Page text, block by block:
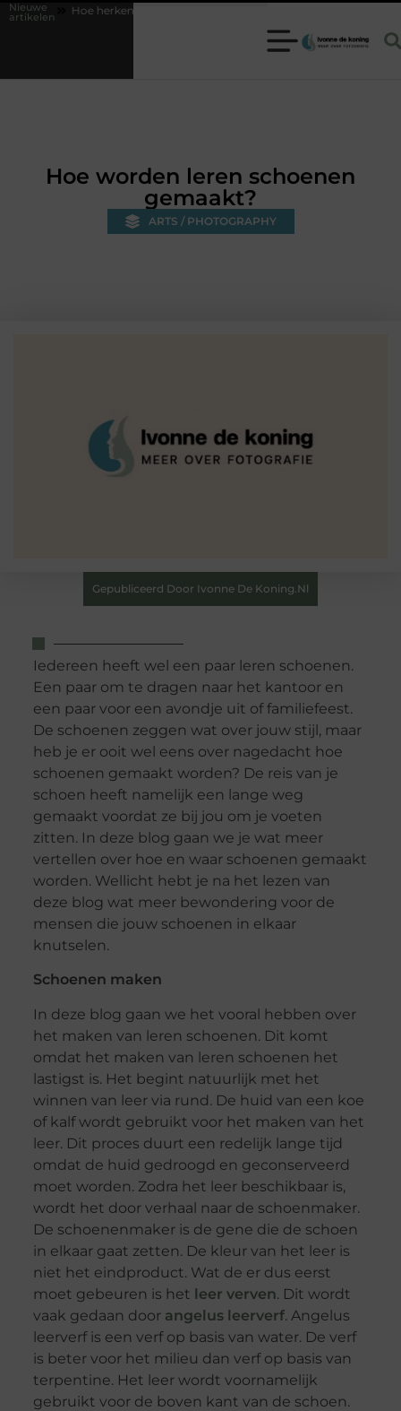
Nieuwe
artikelen
Hoe herken je een betrouwbare slotenmaker in Baarn en voorkom je
Hoe worden leren schoenen
gemaakt?
ARTS / PHOTOGRAPHY
Gepubliceerd Door Ivonne De Koning.nl
Iedereen heeft wel een paar leren schoenen.
Een paar om te dragen naar het kantoor en
een paar voor een avondje uit of familiefeest.
De schoenen zeggen wat over jouw stijl, maar
heb je er ooit wel eens over nagedacht hoe
schoenen gemaakt worden? De reis van je
schoen heeft namelijk een lange weg
gemaakt voordat ze bij jou om je voeten
zitten. In deze blog gaan we je wat meer
vertellen over hoe en waar schoenen gemaakt
worden. Wellicht hebt je na het lezen van
deze blog wat meer bewondering voor de
mensen die jouw schoenen in elkaar
knutselen.
Schoenen maken
In deze blog gaan we het vooral hebben over
het maken van leren schoenen. Dit komt
omdat het maken van leren schoenen het
lastigst is. Het begint natuurlijk met het
winnen van leer via rund. De huid van een koe
of kalf wordt gebruikt voor het maken van het
leer. Dit proces duurt een redelijk lange tijd
omdat de huid gedroogd en geconserveerd
moet worden. Zodra het leer beschikbaar is,
wordt het door verhaal naar de schoenmaker.
De schoenenmaker is de gene die de schoen
in elkaar gaat zetten. De kleur van het leer is
niet het eindproduct. Wat de er dus eerst
moet gebeuren is het leer verven. Dit wordt
vaak gedaan door angelus leerverf. Angelus
leerverf is een verf op basis van water. De verf
is beter voor het milieu dan verf op basis van
terpentine. Het leer wordt voornamelijk
gebruikt voor de boven kant van de schoen.